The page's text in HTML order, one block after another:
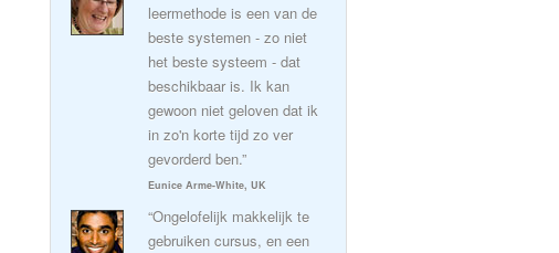
leermethode is een van de
beste systemen - zo niet
het beste systeem - dat
beschikbaar is. Ik kan
gewoon niet geloven dat ik
in zo'n korte tijd zo ver
gevorderd ben.”
Eunice Arme-White, UK
“Ongelofelijk makkelijk te
gebruiken cursus, en een